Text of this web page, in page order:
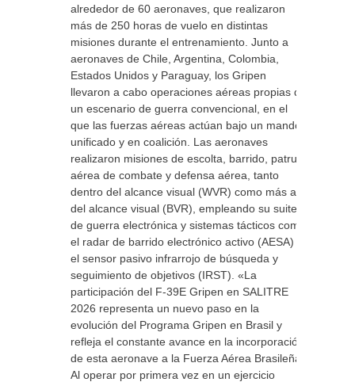
alrededor de 60 aeronaves, que realizaron
más de 250 horas de vuelo en distintas
misiones durante el entrenamiento. Junto a
aeronaves de Chile, Argentina, Colombia,
Estados Unidos y Paraguay, los Gripen
llevaron a cabo operaciones aéreas propias de
un escenario de guerra convencional, en el
que las fuerzas aéreas actúan bajo un mando
unificado y en coalición. Las aeronaves
realizaron misiones de escolta, barrido, patrulla
aérea de combate y defensa aérea, tanto
dentro del alcance visual (WVR) como más allá
del alcance visual (BVR), empleando su suite
de guerra electrónica y sistemas tácticos como
el radar de barrido electrónico activo (AESA) y
el sensor pasivo infrarrojo de búsqueda y
seguimiento de objetivos (IRST). «La
participación del F-39E Gripen en SALITRE
2026 representa un nuevo paso en la
evolución del Programa Gripen en Brasil y
refleja el constante avance en la incorporación
de esta aeronave a la Fuerza Aérea Brasileña.
Al operar por primera vez en un ejercicio